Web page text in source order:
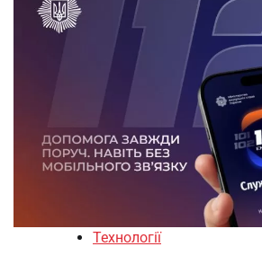
Технології